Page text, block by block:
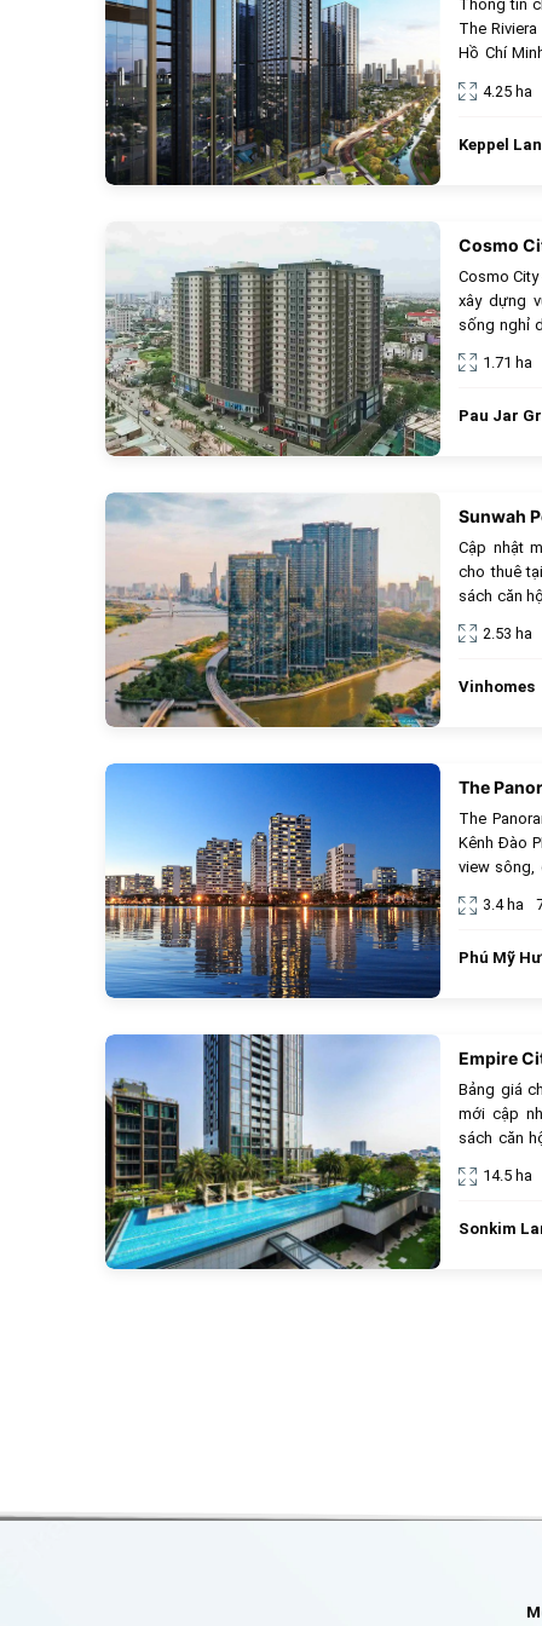
Thông tin
The
Hồ Chí
4.25 ha
Keppel
Cosmo
Cosmo
xây dựng
sống nghỉ
mát, và
Pháp lý
1.71 ha
Pau Jar
Sunwah
Cập nhật
cho thuê
sách căn
2.53 ha
Vinhomes
The
The
Kênh Đào
view sông,
3.4 ha
Phú Mỹ
Empire
Bảng giá
mới cập
sách căn
14.5 ha
Sonkim